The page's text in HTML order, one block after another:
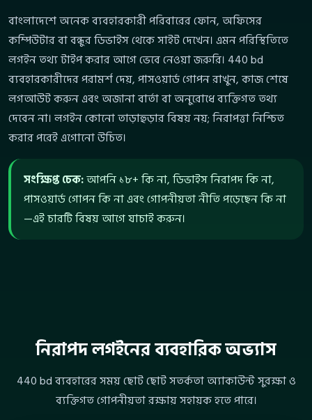
বাংলাদেশে অনেক ব্যবহারকারী পরিবারের ফোন, অফিসের
কম্পিউটার বা বন্ধুর ডিভাইস থেকে সাইট দেখেন। এমন পরিস্থিতিতে
লগইন তথ্য টাইপ করার আগে ভেবে নেওয়া জরুরি। 440 bd
ব্যবহারকারীদের পরামর্শ দেয়, পাসওয়ার্ড গোপন রাখুন, কাজ শেষে
লগআউট করুন এবং অজানা বার্তা বা অনুরোধে ব্যক্তিগত তথ্য
দেবেন না। লগইন কোনো তাড়াহুড়ার বিষয় নয়; নিরাপত্তা নিশ্চিত
করার পরেই এগোনো উচিত।
সংক্ষিপ্ত চেক:আপনি ১৮+ কি না, ডিভাইস নিরাপদ কি না,
পাসওয়ার্ড গোপন কি না এবং গোপনীয়তা নীতি পড়েছেন কি না
—এই চারটি বিষয় আগে যাচাই করুন।
নিরাপদ লগইনের ব্যবহারিক অভ্যাস
440 bd ব্যবহারের সময় ছোট ছোট সতর্কতা অ্যাকাউন্ট সুরক্ষা ও
ব্যক্তিগত গোপনীয়তা রক্ষায় সহায়ক হতে পারে।